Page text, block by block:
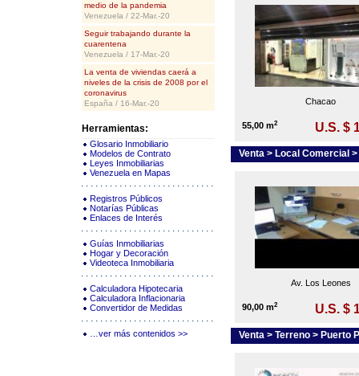
medio de la pandemia
Venezuela / 22-Mar.-20
Seguir trabajando durante la
cuarentena
Venezuela / 17-Mar.-20
La venta de viviendas caerá a
niveles de la crisis de 2008 por el
coronavirus
España / 16-Mar.-20
Herramientas:
Glosario Inmobiliario
Modelos de Contrato
Leyes Inmobiliarias
Venezuela en Mapas
Registros Públicos
Notarías Públicas
Enlaces de Interés
Guías Inmobiliarias
Hogar y Decoración
Videoteca Inmobiliaria
Calculadora Hipotecaria
Calculadora Inflacionaria
Convertidor de Medidas
…ver más contenidos >>
Chacao
55,00 m2 U.S. $
Venta > Local Comercial
Av. Los Leones
90,00 m2 U.S. $
Venta > Terreno > Puerto